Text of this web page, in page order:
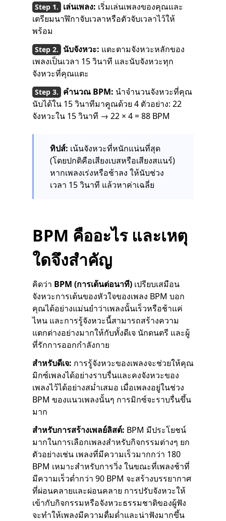
เล่นเพลง: เริ่มเล่นเพลงของคุณและ
เตรียมนาฬิกาจับเวลาหรือตัวจับเวลาไว้ให้
พร้อม
นับจังหวะ: แตะตามจังหวะหลักของ
เพลงเป็นเวลา 15 วินาที และนับจังหวะทุก
จังหวะที่คุณแตะ
คำนวณ BPM: นำจำนวนจังหวะที่คุณ
นับได้ใน 15 วินาทีมาคูณด้วย 4 ตัวอย่าง: 22
จังหวะใน 15 วินาที → 22 × 4 = 88 BPM
ทิปส์: เน้นจังหวะที่หนักแน่นที่สุด
(โดยปกติคือเสียงเบสหรือเสียงสแนร์)
หากเพลงเร่งหรือช้าลง ให้นับช่วง
เวลา 15 วินาที แล้วหาค่าเฉลี่ย
BPM คืออะไร และเหตุ
ใดจึงสำคัญ
คิดว่า BPM (การเต้นต่อนาที) เปรียบเสมือน
จังหวะการเต้นของหัวใจของเพลง BPM บอก
คุณได้อย่างแม่นยำว่าเพลงนั้นเร็วหรือช้าแค่
ไหน และการรู้จังหวะนี้สามารถสร้างความ
แตกต่างอย่างมากให้กับทั้งดีเจ นักดนตรี และผู้
ที่รักการออกกำลังกาย
สำหรับดีเจ: การรู้จังหวะของเพลงจะช่วยให้คุณ
มิกซ์เพลงได้อย่างราบรื่นและคงจังหวะของ
เพลงไว้ได้อย่างสม่ำเสมอ เมื่อเพลงอยู่ในช่วง
BPM ของแนวเพลงนั้นๆ การมิกซ์จะราบรื่นขึ้น
มาก
สำหรับการสร้างเพลย์ลิสต์: BPM มีประโยชน์
มากในการเลือกเพลงสำหรับกิจกรรมต่างๆ ยก
ตัวอย่างเช่น เพลงที่มีความเร็วมากกว่า 180
BPM เหมาะสำหรับการวิ่ง ในขณะที่เพลงช้าที่
มีความเร็วต่ำกว่า 90 BPM จะสร้างบรรยากาศ
ที่ผ่อนคลายและผ่อนคลาย การปรับจังหวะให้
เข้ากับกิจกรรมหรือจังหวะธรรมชาติของผู้ฟัง
จะทำให้เพลงมีความดื่มด่ำและน่าฟังมากขึ้น